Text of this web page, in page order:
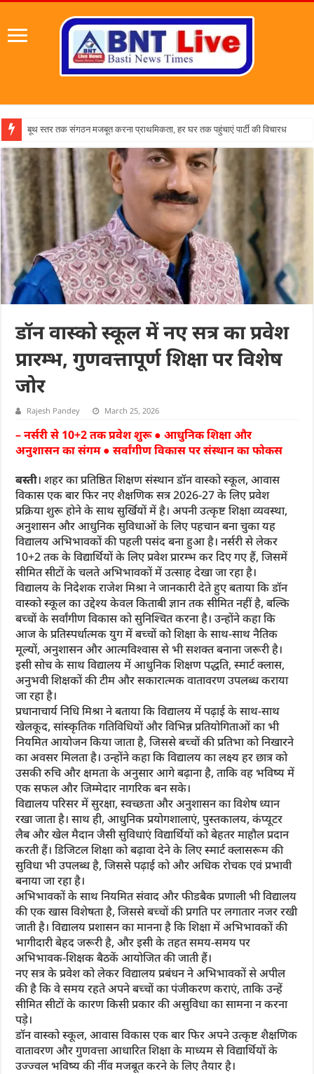
पहल संस्थापक क
डॉन वास्को स्कूल में नए सत्र का प्रवेश
प्रारम्भ, गुणवत्तापूर्ण शिक्षा पर विशेष
जोर
Rajesh Pandey March 25, 2026
– नर्सरी से 10+2 तक प्रवेश शुरू ● आधुनिक शिक्षा और
अनुशासन का संगम ● सर्वांगीण विकास पर संस्थान का फोकस
बस्ती। शहर का प्रतिष्ठित शिक्षण संस्थान डॉन वास्को स्कूल, आवास
विकास एक बार फिर नए शैक्षणिक सत्र 2026-27 के लिए प्रवेश
प्रक्रिया शुरू होने के साथ सुर्खियों में है। अपनी उत्कृष्ट शिक्षा व्यवस्था,
अनुशासन और आधुनिक सुविधाओं के लिए पहचान बना चुका यह
विद्यालय अभिभावकों की पहली पसंद बना हुआ है। नर्सरी से लेकर
10+2 तक के विद्यार्थियों के लिए प्रवेश प्रारम्भ कर दिए गए हैं, जिसमें
सीमित सीटों के चलते अभिभावकों में उत्साह देखा जा रहा है।
विद्यालय के निदेशक राजेश मिश्रा ने जानकारी देते हुए बताया कि डॉन
वास्को स्कूल का उद्देश्य केवल किताबी ज्ञान तक सीमित नहीं है, बल्कि
बच्चों के सर्वांगीण विकास को सुनिश्चित करना है। उन्होंने कहा कि
आज के प्रतिस्पर्धात्मक युग में बच्चों को शिक्षा के साथ-साथ नैतिक
मूल्यों, अनुशासन और आत्मविश्वास से भी सशक्त बनाना जरूरी है।
इसी सोच के साथ विद्यालय में आधुनिक शिक्षण पद्धति, स्मार्ट क्लास,
अनुभवी शिक्षकों की टीम और सकारात्मक वातावरण उपलब्ध कराया
जा रहा है।
प्रधानाचार्य निधि मिश्रा ने बताया कि विद्यालय में पढ़ाई के साथ-साथ
खेलकूद, सांस्कृतिक गतिविधियों और विभिन्न प्रतियोगिताओं का भी
नियमित आयोजन किया जाता है, जिससे बच्चों की प्रतिभा को निखारने
का अवसर मिलता है। उन्होंने कहा कि विद्यालय का लक्ष्य हर छात्र को
उसकी रुचि और क्षमता के अनुसार आगे बढ़ाना है, ताकि वह भविष्य में
एक सफल और जिम्मेदार नागरिक बन सके।
विद्यालय परिसर में सुरक्षा, स्वच्छता और अनुशासन का विशेष ध्यान
रखा जाता है। साथ ही, आधुनिक प्रयोगशालाएं, पुस्तकालय, कंप्यूटर
लैब और खेल मैदान जैसी सुविधाएं विद्यार्थियों को बेहतर माहौल प्रदान
करती हैं। डिजिटल शिक्षा को बढ़ावा देने के लिए स्मार्ट क्लासरूम की
सुविधा भी उपलब्ध है, जिससे पढ़ाई को और अधिक रोचक एवं प्रभावी
बनाया जा रहा है।
अभिभावकों के साथ नियमित संवाद और फीडबैक प्रणाली भी विद्यालय
की एक खास विशेषता है, जिससे बच्चों की प्रगति पर लगातार नजर रखी
जाती है। विद्यालय प्रशासन का मानना है कि शिक्षा में अभिभावकों की
भागीदारी बेहद जरूरी है, और इसी के तहत समय-समय पर
अभिभावक-शिक्षक बैठकें आयोजित की जाती हैं।
नए सत्र के प्रवेश को लेकर विद्यालय प्रबंधन ने अभिभावकों से अपील
की है कि वे समय रहते अपने बच्चों का पंजीकरण कराएं, ताकि उन्हें
सीमित सीटों के कारण किसी प्रकार की असुविधा का सामना न करना
पड़े।
डॉन वास्को स्कूल, आवास विकास एक बार फिर अपने उत्कृष्ट शैक्षणिक
वातावरण और गुणवत्ता आधारित शिक्षा के माध्यम से विद्यार्थियों के
उज्ज्वल भविष्य की नींव मजबूत करने के लिए तैयार है।